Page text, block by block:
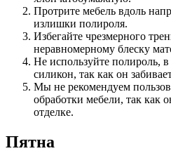
Протрите мебель вдоль
излишки полироля.
Избегайте чрезмерного
неравномерному блеску
Не используйте полироль, в
силикон, так как он
Мы не рекомендуем
обработки мебели, так как
отделке.
Пятна